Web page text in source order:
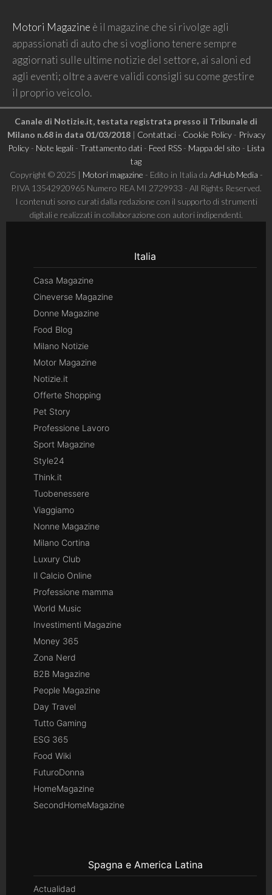
Motori Magazine è il magazine che si rivolge agli
appassionati di auto che si vogliono tenere sempre
aggiornati sulle ultime notizie del settore, ai saloni ed
agli eventi; oltre a avere validi consigli su come gestire
il proprio veicolo.
Canale di Notizie.it, testata registrata presso il Tribunale di
Milano n.68 in data 01/03/2018| Contattaci- Cookie Policy- Privacy
Policy- Note legali- Trattamento dati- Feed RSS- Mappa del sito - Lista
tag
Copyright © 2025 | Motori magazine - Edito in Italia da AdHub Media -
P.IVA 13542920965 Numero REA MI 2729933 - All Rights Reserved.
I contenuti sono curati dalla redazione con il supporto di strumenti
digitali e realizzati in collaborazione con autori indipendenti.
Italia
Casa Magazine
Cineverse Magazine
Donne Magazine
Food Blog
Milano Notizie
Motor Magazine
Notizie.it
Offerte Shopping
Pet Story
Professione Lavoro
Sport Magazine
Style24
Think.it
Tuobenessere
Viaggiamo
Nonne Magazine
Milano Cortina
Luxury Club
Il Calcio Online
Professione mamma
World Music
Investimenti Magazine
Money 365
Zona Nerd
B2B Magazine
People Magazine
Day Travel
Tutto Gaming
ESG 365
Food Wiki
FuturoDonna
HomeMagazine
SecondHomeMagazine
Spagna e America Latina
Actualidad